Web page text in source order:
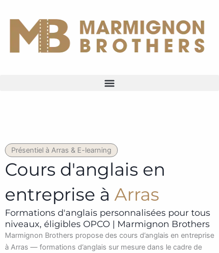
contenu
Présentiel à Arras & E-learning
Cours d'anglais en
entreprise à Arras
Formations d'anglais personnalisées pour tous
niveaux, éligibles OPCO | Marmignon Brothers
Marmignon Brothers propose des cours d’anglais en entreprise
à Arras — formations d’anglais sur mesure dans le cadre de